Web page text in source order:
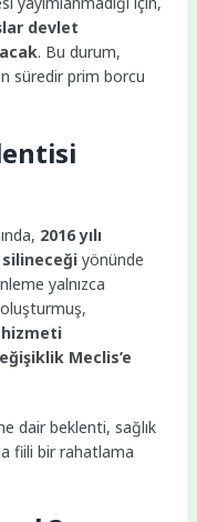
devlet
. Bu durum,
süredir prim borcu
2016 yılı
silineceği yönünde
yalnızca
hizmeti
Meclis’e
dair beklenti, sağlık
fiili bir rahatlama